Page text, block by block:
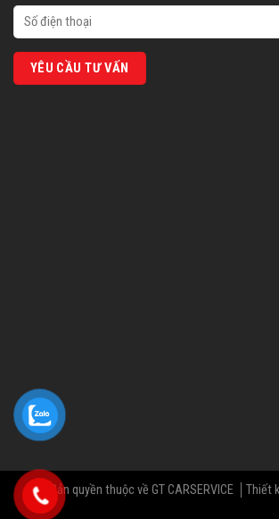
© Bản quyền thuộc về GT CARSERVICE Thiết